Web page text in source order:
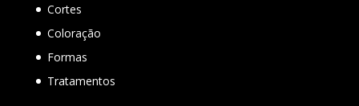
Cortes
Coloração
Formas
Tratamentos